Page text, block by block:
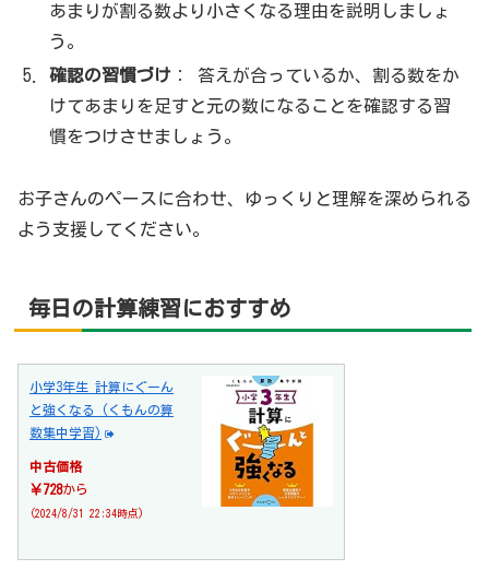
あまりが割る数より小さくなる理由を説明しましょ
う。
確認の習慣づけ ： 答えが合っているか、割る数をか
けてあまりを足すと元の数になることを確認する習
慣をつけさせましょう。
お子さんのペースに合わせ、ゆっくりと理解を深められる
よう支援してください。
毎日の計算練習におすすめ
小学3年生 計算にぐーん
と強くなる (くもんの算
数集中学習)
中古価格
￥728から
(2024/8/31 22:34時点)